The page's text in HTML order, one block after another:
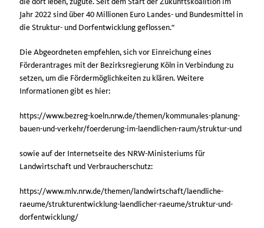
Jahr 2022 sind über 40 Millionen Euro Landes- und Bundesmittel in
die Struktur- und Dorfentwicklung geflossen.“
Die Abgeordneten empfehlen, sich vor Einreichung eines
Förderantrages mit der Bezirksregierung Köln in Verbindung zu
setzen, um die Fördermöglichkeiten zu klären. Weitere
Informationen gibt es hier:
https://www.bezreg-koeln.nrw.de/themen/kommunales-planung-
bauen-und-verkehr/foerderung-im-laendlichen-raum/struktur-und
sowie auf der Internetseite des NRW-Ministeriums für
Landwirtschaft und Verbraucherschutz:
https://www.mlv.nrw.de/themen/landwirtschaft/laendliche-
raeume/strukturentwicklung-laendlicher-raeume/struktur-und-
dorfentwicklung/